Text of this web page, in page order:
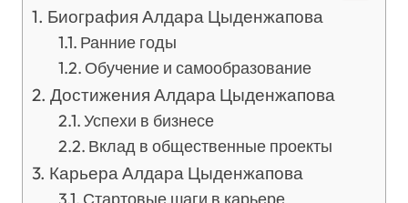
Биография Алдара Цыденжапова
Ранние годы
Обучение и самообразование
Достижения Алдара Цыденжапова
Успехи в бизнесе
Вклад в общественные проекты
Карьера Алдара Цыденжапова